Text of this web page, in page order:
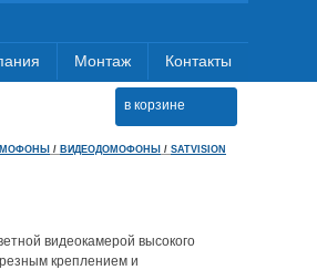
Контакты
Монтаж
в корзине
/ ВИДЕОДОМОФОНЫ / SATVISION
видеокамерой высокого
креплением и